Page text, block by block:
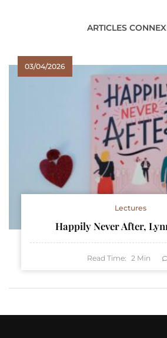
ARTICLES
03/04/2026
Lectures
Happily Never After,
Read Time: 2 Min